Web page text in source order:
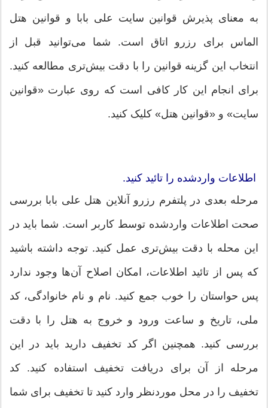
به معنای پذیرش قوانین سایت علی بابا و قوانین هتل
الماس برای رزرو اتاق است. شما می‌توانید قبل از
انتخاب این گزینه قوانین را با دقت بیش‌تری مطالعه کنید.
برای انجام این کار کافی است که روی عبارت «قوانین
سایت» و «قوانین هتل» کلیک کنید.
اطلاعات واردشده را تائید کنید.
مرحله بعدی در پلتفرم رزرو آنلاین هتل علی بابا بررسی
صحت اطلاعات واردشده توسط کاربر است. شما باید در
این محله با دقت بیش‌تری عمل کنید. توجه داشته باشید
که پس از تائید اطلاعات، امکان اصلاح آن‌ها وجود ندارد
پس حواستان را خوب جمع کنید. نام و نام خانوادگی، کد
ملی، تاریخ و ساعت ورود و خروج به هتل را با دقت
بررسی کنید. همچنین اگر کد تخفیف دارید باید در این
مرحله از آن برای دریافت تخفیف استفاده کنید. کد
تخفیف را در محل موردنظر وارد کنید تا تخفیف برای شما